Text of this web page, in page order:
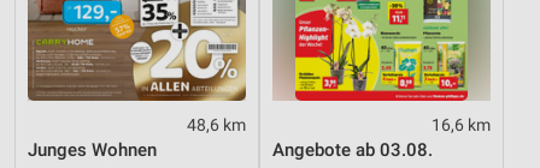
48,6 km
Junges Wohnen
16,6 km
Angebote ab 03.08.
Funktional
Werbung